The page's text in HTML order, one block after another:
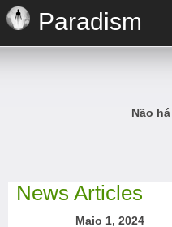
Paradism
Não
News Articles
Maio 1, 2024